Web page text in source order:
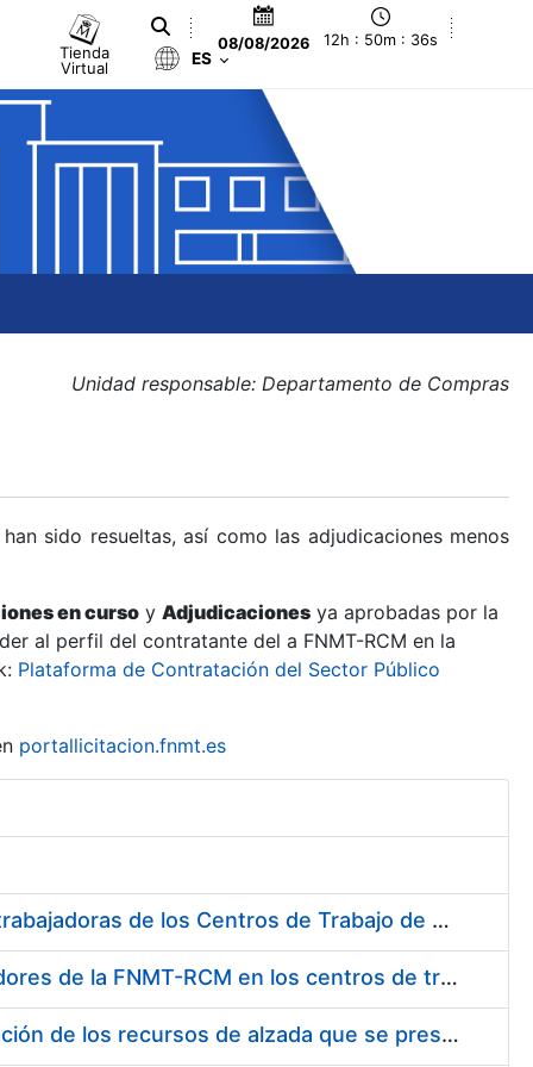
Tienda
Virtual
08/08/2026 12h : 50m : 36s
ES
Unidad responsable: Departamento de Compras
sido resueltas, así como las adjudicaciones menos
en curso y Adjudicaciones ya aprobadas por la
al perfil del contratante del a FNMT-RCM en la
Plataforma de Contratación del Sector Público
portallicitacion.fnmt.es
Suministro de Protectores Auditivos a medida para las personas trabajadoras de los Centros de Trabajo de Madrid y Burgos
Suministro de gafas graduadas antiproyecciones para los trabajadores de la FNMT-RCM en los centros de trabajo de Madrid y Burgos
Servicios de una empresa externa para el asesoramiento y resolución de los recursos de alzada que se presentan relacionados con procesos de selección para la FNMT-RCM